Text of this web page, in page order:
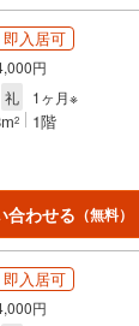
即入居可
円
礼 1ヶ月※
2 1階
合わせる （無料）
即入居可
円